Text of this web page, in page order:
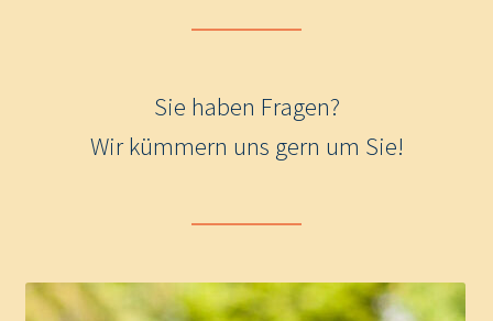
Sie haben Fragen?
Wir kümmern uns gern um Sie!